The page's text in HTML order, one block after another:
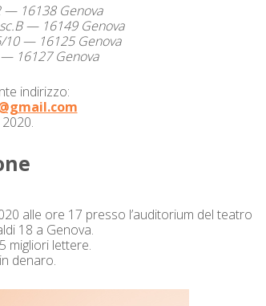
— 16138 Gen­o­va
— 16149 Gen­o­va
10 — 16125 Gen­o­va
16127 Genova
ind­i­riz­zo:
alle ore 17 pres­so l’auditorium del teatro
18 a Gen­o­va.
migliori let­tere.
denaro.